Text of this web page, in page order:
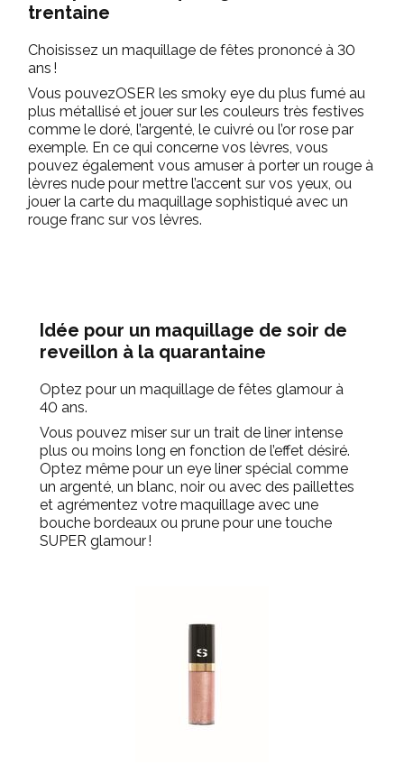
trentaine
Choisissez un maquillage de fêtes prononcé à 30
ans !
Vous pouvezOSER les smoky eye du plus fumé au
plus métallisé et jouer sur les couleurs très festives
comme le doré, l’argenté, le cuivré ou l’or rose par
exemple. En ce qui concerne vos lèvres, vous
pouvez également vous amuser à porter un rouge à
lèvres nude pour mettre l’accent sur vos yeux, ou
jouer la carte du maquillage sophistiqué avec un
rouge franc sur vos lèvres.
Idée pour un maquillage de soir de
reveillon à la quarantaine
Optez pour un maquillage de fêtes glamour à
40 ans.
Vous pouvez miser sur un trait de liner intense
plus ou moins long en fonction de l’effet désiré.
Optez même pour un eye liner spécial comme
un argenté, un blanc, noir ou avec des paillettes
et agrémentez votre maquillage avec une
bouche bordeaux ou prune pour une touche
SUPER glamour !